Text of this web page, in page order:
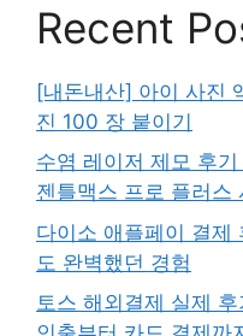
Recent
[내돈내산] 아이 사진
진 100 장 붙이기
수염 레이저 제모 후
젠틀맥스 프로 플러스
다이소 애플페이 결제
도 완벽했던 경험
토스 해외결제 실제